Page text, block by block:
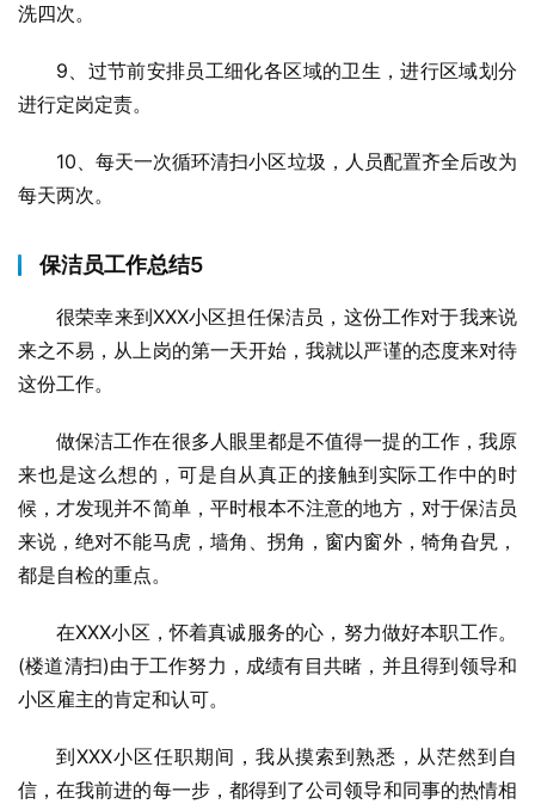
洗四次。
9、过节前安排员工细化各区域的卫生，进行区域划分
进行定岗定责。
10、每天一次循环清扫小区垃圾，人员配置齐全后改为
每天两次。
保洁员工作总结5
很荣幸来到XXX小区担任保洁员，这份工作对于我来说
来之不易，从上岗的第一天开始，我就以严谨的态度来对待
这份工作。
做保洁工作在很多人眼里都是不值得一提的工作，我原
来也是这么想的，可是自从真正的接触到实际工作中的时
候，才发现并不简单，平时根本不注意的地方，对于保洁员
来说，绝对不能马虎，墙角、拐角，窗内窗外，犄角旮旯，
都是自检的重点。
在XXX小区，怀着真诚服务的心，努力做好本职工作。
(楼道清扫)由于工作努力，成绩有目共睹，并且得到领导和
小区雇主的肯定和认可。
到XXX小区任职期间，我从摸索到熟悉，从茫然到自
信，在我前进的每一步，都得到了公司领导和同事的热情相